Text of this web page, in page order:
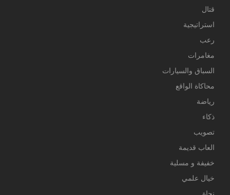
قتال
استراتيجية
رعب
مغامرات
السباق والسيارات
محاكاة الواقع
رياضة
ذكاء
تصويب
العاب قديمة
خفيفة و مسلية
خيال علمي